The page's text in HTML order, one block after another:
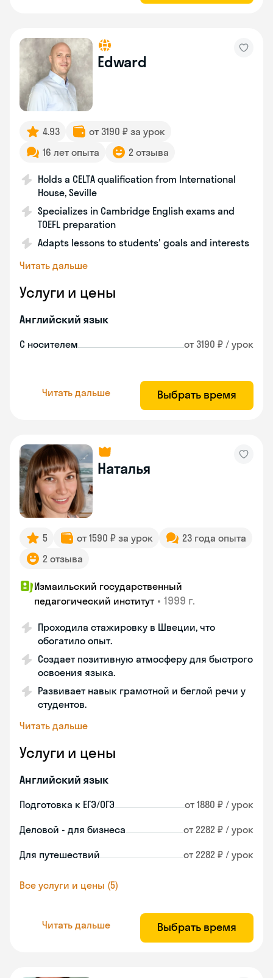
Edward
4.93
от 3190 ₽ за урок
16 лет опыта
2 отзыва
Holds a CELTA qualification from International
House, Seville
Specializes in Cambridge English exams and
TOEFL preparation
Adapts lessons to students' goals and interests
Читать дальше
Услуги и цены
Английский язык
С носителем от 3190 ₽ / урок
Читать дальше Выбрать время
Наталья
5 от 1590 ₽ за урок
23 года опыта
2 отзыва
Измаильский государственный
педагогический институт • 1999 г.
Проходила стажировку в Швеции, что
обогатило опыт.
Создает позитивную атмосферу для быстрого
освоения языка.
Развивает навык грамотной и беглой речи у
студентов.
Читать дальше
Услуги и цены
Английский язык
Подготовка к ЕГЭ/ОГЭ от 1880 ₽ / урок
Деловой - для бизнеса от 2282 ₽ / урок
Для путешествий от 2282 ₽ / урок
Все услуги и цены (5)
Читать дальше Выбрать время